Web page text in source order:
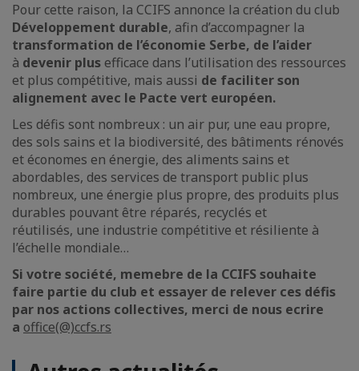
Pour cette raison, la CCIFS annonce la création du club
Développement durable, afin d’accompagner la
transformation de l’économie Serbe, de l’aider
à devenir plus efficace dans l’utilisation des ressources
et plus compétitive, mais aussi de faciliter son
alignement avec le Pacte vert européen.
Les défis sont nombreux : un air pur, une eau propre,
des sols sains et la biodiversité, des bâtiments rénovés
et économes en énergie, des aliments sains et
abordables, des services de transport public plus
nombreux, une énergie plus propre, des produits plus
durables pouvant être réparés, recyclés et
réutilisés, une industrie compétitive et résiliente à
l’échelle mondiale…
Si votre société, memebre de la CCIFS souhaite
faire partie du club et essayer de relever ces défis
par nos actions collectives, merci de nous ecrire
a office(@)ccfs.rs